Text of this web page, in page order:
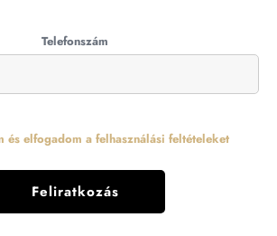
Telefonszám
és elfogadom a felhasználási feltételeket